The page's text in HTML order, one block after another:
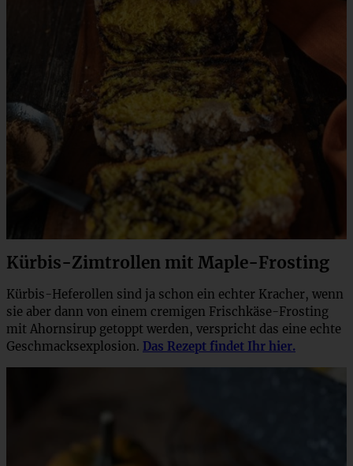
Kürbis-Zimtrollen mit Maple-Frosting
Kürbis-Heferollen sind ja schon ein echter Kracher, wenn
sie aber dann von einem cremigen Frischkäse-Frosting
mit Ahornsirup getoppt werden, verspricht das eine echte
Geschmacksexplosion. Das Rezept findet Ihr hier.